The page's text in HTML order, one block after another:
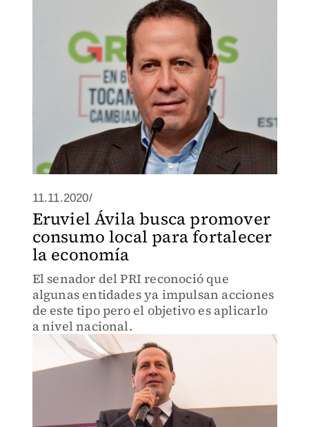
11.11.2020/
Eruviel Ávila busca promover
consumo local para fortalecer
la economía
El senador del PRI reconoció que
algunas entidades ya impulsan acciones
de este tipo pero el objetivo es aplicarlo
a nivel nacional.